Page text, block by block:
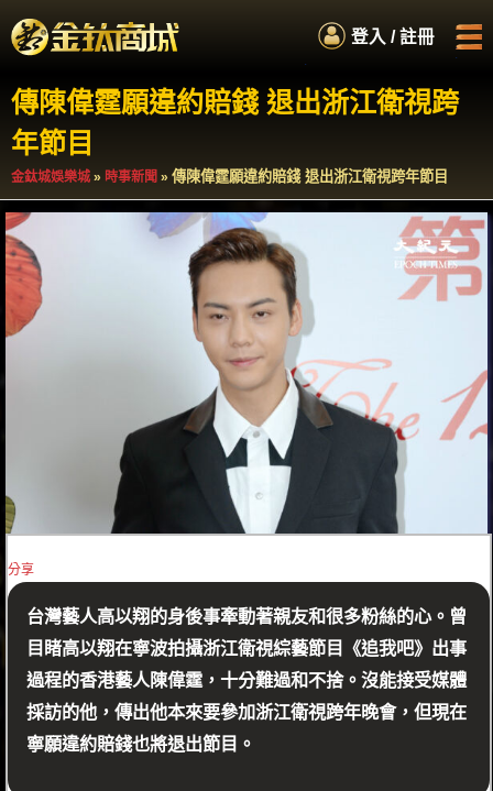
登入 / 註冊
.
.
.
.
首頁 娛樂城商城
如何累積紅利
百萬扭蛋
傳陳偉霆願違約賠錢 退出浙江衛視跨
年節目
金鈦城娛樂城 » 時事新聞 » 傳陳偉霆願違約賠錢 退出浙江衛視跨年節目
分享
台灣藝人高以翔的身後事牽動著親友和很多粉絲的心。曾
目睹高以翔在寧波拍攝浙江衛視綜藝節目《追我吧》出事
過程的香港藝人陳偉霆，十分難過和不捨。沒能接受媒體
採訪的他，傳出他本來要參加浙江衛視跨年晚會，但現在
寧願違約賠錢也將退出節目。